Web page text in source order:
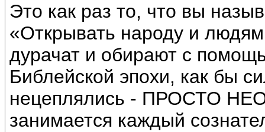
Это как раз то, что вы
«Открывать народу и
дурачат и обирают с
Библейской эпохи, как бы
нецеплялись - ПРОСТО
занимается каждый